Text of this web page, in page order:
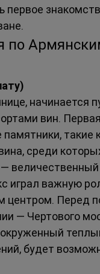
первое
по
начинается
вин.
среди
играл важную
центром. Перед
— Чертового
будет